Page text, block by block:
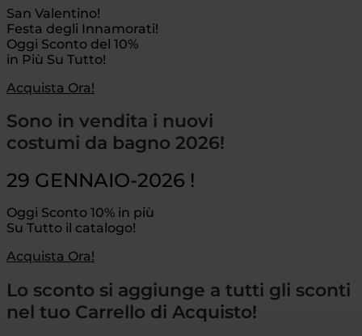
San Valentino!
Festa degli Innamorati!
Oggi Sconto del 10%
in Più Su Tutto!
Acquista Ora!
Sono in vendita i nuovi
costumi da bagno 2026!
29 GENNAIO-2026 !
Oggi Sconto 10% in più
Su Tutto il catalogo!
Acquista Ora!
Lo sconto si aggiunge a tutti gli sconti
nel tuo Carrello di Acquisto!